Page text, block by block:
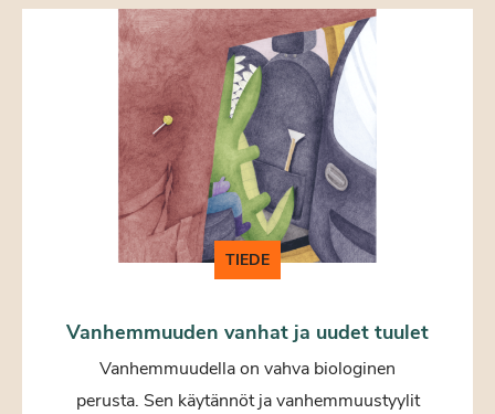
TIEDE
Vanhemmuuden vanhat ja uudet tuulet
Vanhemmuudella on vahva biologinen
perusta. Sen käytännöt ja vanhemmuustyylit